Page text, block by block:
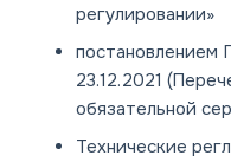
регулировании»
23.12.2021
обязательной
Технические